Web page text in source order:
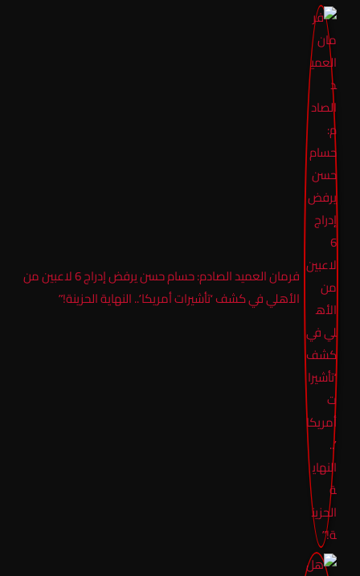
فرمان العميد الصادم: حسام حسن يرفض إدراج 6 لاعبين من
الأهلي في كشف ‘تأشيرات أمريكا’.. النهاية الحزينة!”